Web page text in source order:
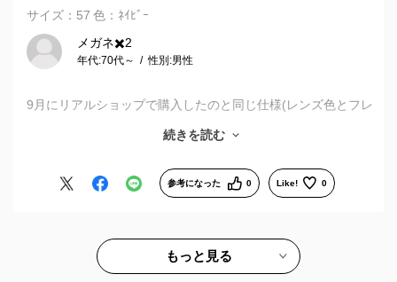
サイズ：57 色：ﾈｲﾋﾞｰ
メガネ✖️2
年代:70代～ 性別:男性
9月にリアルショップで購入したのと同じ仕様(レンズ色とフレ
購入出来て助かりました。
片方の目の視力が極端に弱く、日常の作業で顔をぶっつけて、
せるようになりました。
ありがとうございました。
続きを読む
参考になった 0 Like! 0
もっと見る